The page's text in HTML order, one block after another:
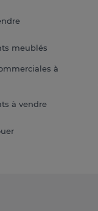
meublés
à
à vendre